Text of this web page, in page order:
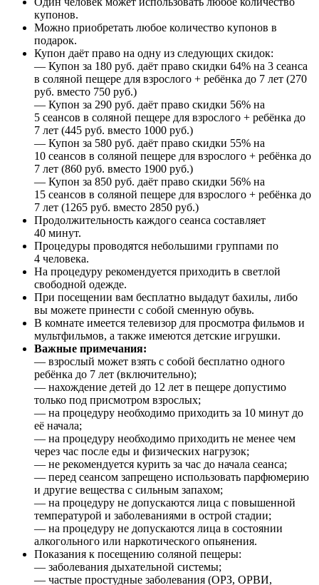
купонов.
Можно приобретать любое количество купонов в
подарок.
Купон даёт право на одну из следующих скидок:
— Купон за 180 руб. даёт право скидки 64% на 3 сеанса
в соляной пещере для взрослого + ребёнка до 7 лет (270
руб. вместо 750 руб.)
— Купон за 290 руб. даёт право скидки 56% на
5 сеансов в соляной пещере для взрослого + ребёнка до
7 лет (445 руб. вместо 1000 руб.)
— Купон за 580 руб. даёт право скидки 55% на
10 сеансов в соляной пещере для взрослого + ребёнка до
7 лет (860 руб. вместо 1900 руб.)
— Купон за 850 руб. даёт право скидки 56% на
15 сеансов в соляной пещере для взрослого + ребёнка до
7 лет (1265 руб. вместо 2850 руб.)
Продолжительность каждого сеанса составляет
40 минут.
Процедуры проводятся небольшими группами по
4 человека.
На процедуру рекомендуется приходить в светлой
свободной одежде.
При посещении вам бесплатно выдадут бахилы, либо
вы можете принести с собой сменную обувь.
В комнате имеется телевизор для просмотра фильмов и
мультфильмов, а также имеются детские игрушки.
Важные примечания:
— взрослый может взять с собой бесплатно одного
ребёнка до 7 лет (включительно);
— нахождение детей до 12 лет в пещере допустимо
только под присмотром взрослых;
— на процедуру необходимо приходить за 10 минут до
её начала;
— на процедуру необходимо приходить не менее чем
через час после еды и физических нагрузок;
— не рекомендуется курить за час до начала сеанса;
— перед сеансом запрещено использовать парфюмерию
и другие вещества с сильным запахом;
— на процедуру не допускаются лица с повышенной
температурой и заболеваниями в острой стадии;
— на процедуру не допускаются лица в состоянии
алкогольного или наркотического опьянения.
Показания к посещению соляной пещеры:
— заболевания дыхательной системы;
— частые простудные заболевания (ОРЗ, ОРВИ,